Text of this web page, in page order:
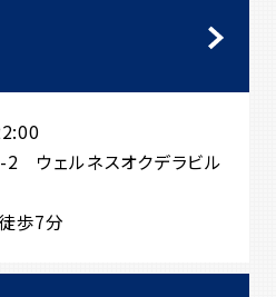
ウェルネスオクデラビル
歩7分